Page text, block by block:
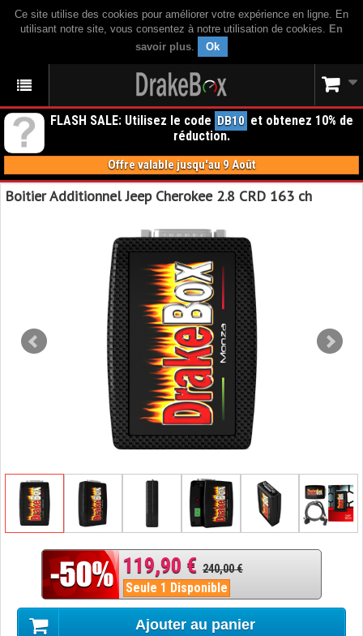
Ce site utilise des cookies pour améliorer votre expérience en ligne. En
utilisant notre site, vous consentez à notre utilisation de cookies. En
savoir plus. Ok
FLASH SALE: Utilisez le code DB10 et obtenez 10% de
réduction.
Offre valable jusqu'au 9 Août
Boitier Additionnel Jeep Cherokee 2.8 CRD 163 ch
119,90 € 240,00 €
Seule 1 Disponible
Ajouter au panier